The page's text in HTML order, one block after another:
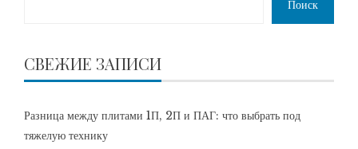
Поиск
СВЕЖИЕ ЗАПИСИ
Разница между плитами 1П, 2П и ПАГ: что выбрать под
тяжелую технику